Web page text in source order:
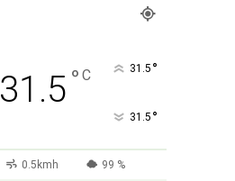
31.5 ° C 31.5 °
31.5 °
0.5kmh 99 %